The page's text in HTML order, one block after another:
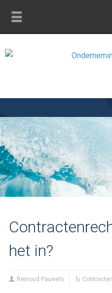
het in?
Reinoud Pauwels